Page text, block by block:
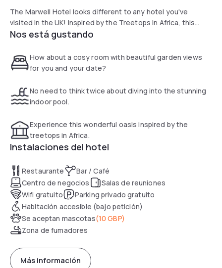
The Marwell Hotel looks different to any hotel you've
visited in the UK! Inspired by the Treetops in Africa, this
hotel offers a haven of peace in the woodlands.
The 68 bedrooms, split into four different lodges
connected by open corridors, offer en-suite bathrooms
Day Use guests will receive a 10% discount on food and can
Additionally, you will receive complimentary access to the
hotel leisure facilities (indoor heated swimming pool, sauna,
spa pool and running machines).
Nos está gustando
How about a cosy room with beautiful garden views
for you and your date?
No need to think twice about diving into the stunning
indoor pool.
Experience this wonderful oasis inspired by the
treetops in Africa.
Instalaciones del hotel
Restaurante
Bar / Café
Centro de negocios
Salas de reuniones
Wifi gratuito
Parking privado gratuito
Habitación accesible (bajo petición)
Se aceptan mascotas(10 GBP)
Zona de fumadores
Más información